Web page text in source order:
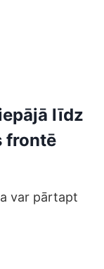
līdz
frontē
var pārtapt